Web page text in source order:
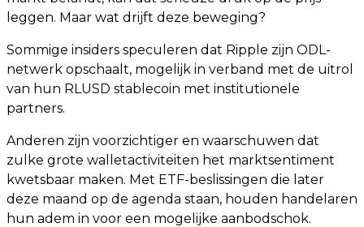
leggen. Maar wat drijft deze beweging?
Sommige insiders speculeren dat Ripple zijn ODL-
netwerk opschaalt, mogelijk in verband met de uitrol
van hun RLUSD stablecoin met institutionele
partners.
Anderen zijn voorzichtiger en waarschuwen dat
zulke grote walletactiviteiten het marktsentiment
kwetsbaar maken. Met ETF-beslissingen die later
deze maand op de agenda staan, houden handelaren
hun adem in voor een mogelijke aanbodschok.